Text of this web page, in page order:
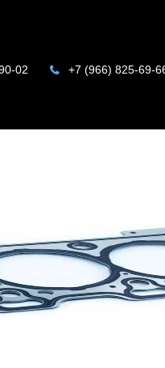
02
+7 (966) 825-69-